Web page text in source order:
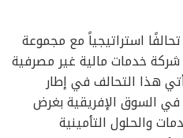
استراتيجياً مع مجموعة
شركة خدمات مالية غير مصرفية
في عام 2023، ليأتي هذا التحالف في إطار
في السوق الإفريقية بغرض
والحلول التأمينية